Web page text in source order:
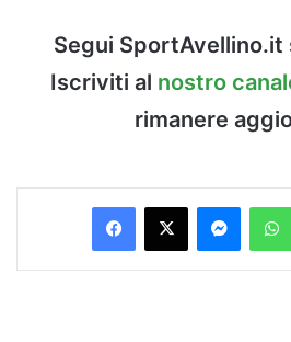
Segui SportAvellino.it
Iscriviti al nostro
rimanere
Facebook
X